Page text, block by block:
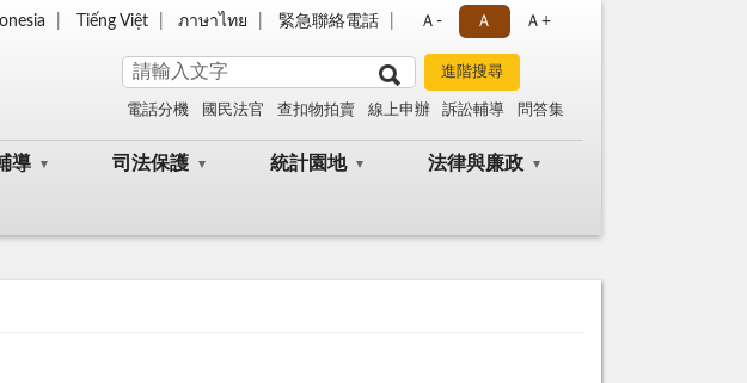
Tiếng Việt ภาษาไทย 緊急聯絡電話 Ａ- Ａ Ａ+
電話分機 國民法官 查扣物拍賣 線上申辦 訴訟輔導 問答集
導 司法保護 統計園地 法律與廉政